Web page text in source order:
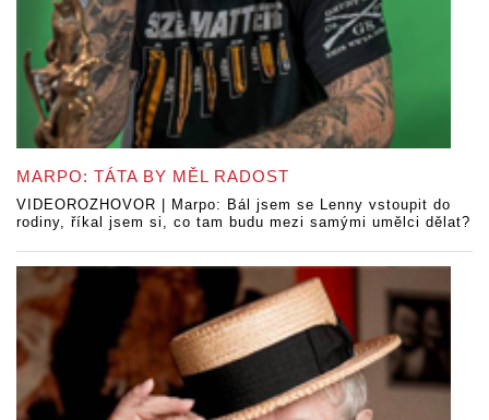
MARPO: TÁTA BY MĚL RADOST
VIDEOROZHOVOR | Marpo: Bál jsem se Lenny vstoupit do
rodiny, říkal jsem si, co tam budu mezi samými umělci dělat?